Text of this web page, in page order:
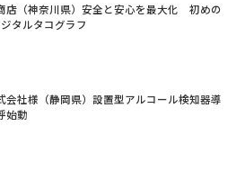
店（神奈川県）安全と安心を最大化 初めの
タルタコグラフ
会社様（静岡県）設置型アルコール検知器導
始動